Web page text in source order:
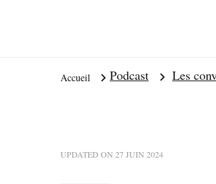
Accueil Podcast Les
UPDATED ON 27 JUIN 2024